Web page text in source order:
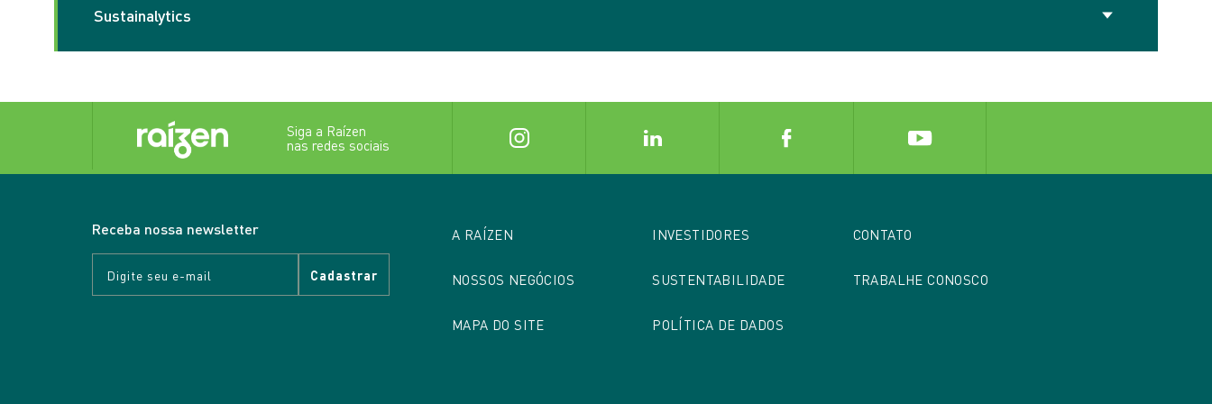
sustentabilidade, incluindo aspectos ambientais sociais e de governança corporativa (ESG), sendo amplamente utilizado por
Sustainalytics
empresas. Nosso desempenho em 2023 foi 32.
Siga a Raízen
nas redes sociais
Receba nossa newsletter
Cadastrar
A RAÍZEN INVESTIDORES CONTATO
NOSSOS NEGÓCIOS SUSTENTABILIDADE TRABALHE CONOSCO
MAPA DO SITE POLÍTICA DE DADOS